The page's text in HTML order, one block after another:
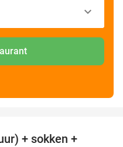
+ sokken +